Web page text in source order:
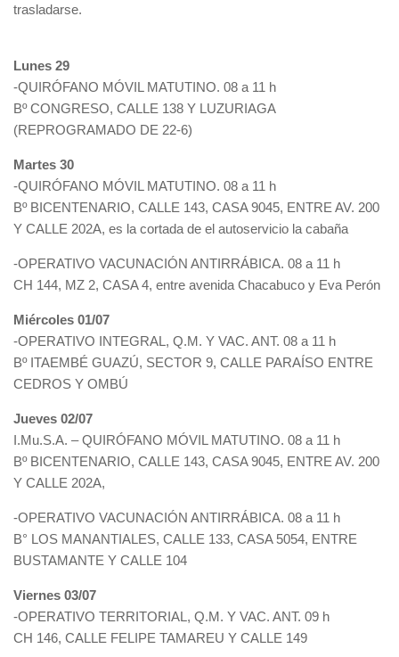
trasladarse.
Lunes 29
-QUIRÓFANO MÓVIL MATUTINO. 08 a 11 h
Bº CONGRESO, CALLE 138 Y LUZURIAGA
(REPROGRAMADO DE 22-6)
Martes 30
-QUIRÓFANO MÓVIL MATUTINO. 08 a 11 h
Bº BICENTENARIO, CALLE 143, CASA 9045, ENTRE AV. 200
Y CALLE 202A, es la cortada de el autoservicio la cabaña
-OPERATIVO VACUNACIÓN ANTIRRÁBICA. 08 a 11 h
CH 144, MZ 2, CASA 4, entre avenida Chacabuco y Eva Perón
Miércoles 01/07
-OPERATIVO INTEGRAL, Q.M. Y VAC. ANT. 08 a 11 h
Bº ITAEMBÉ GUAZÚ, SECTOR 9, CALLE PARAÍSO ENTRE
CEDROS Y OMBÚ
Jueves 02/07
I.Mu.S.A. – QUIRÓFANO MÓVIL MATUTINO. 08 a 11 h
Bº BICENTENARIO, CALLE 143, CASA 9045, ENTRE AV. 200
Y CALLE 202A,
-OPERATIVO VACUNACIÓN ANTIRRÁBICA. 08 a 11 h
B° LOS MANANTIALES, CALLE 133, CASA 5054, ENTRE
BUSTAMANTE Y CALLE 104
Viernes 03/07
-OPERATIVO TERRITORIAL, Q.M. Y VAC. ANT. 09 h
CH 146, CALLE FELIPE TAMAREU Y CALLE 149